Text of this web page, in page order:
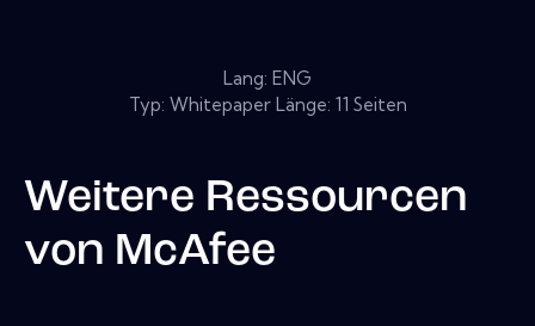
Lang: ENG
Typ: Whitepaper Länge: 11 Seiten
Weitere Ressourcen
von McAfee